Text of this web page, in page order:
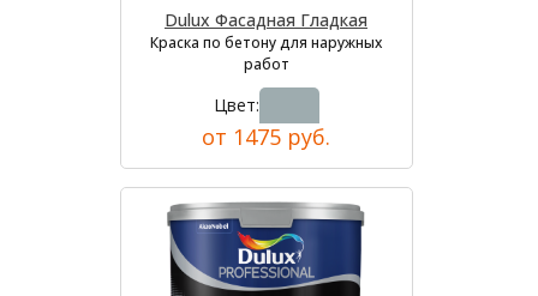
Dulux Фасадная Гладкая
Краска по бетону для наружных
работ
Цвет:
от 1475 руб.